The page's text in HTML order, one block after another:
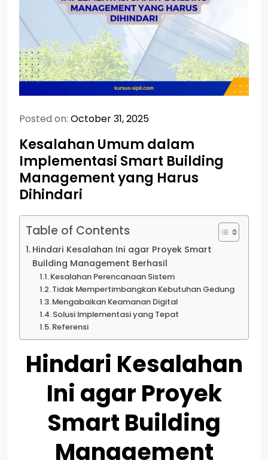
Posted on: October 31, 2025
Kesalahan Umum dalam
Implementasi Smart Building
Management yang Harus
Dihindari
Table of Contents
Hindari Kesalahan Ini agar Proyek Smart
Building Management Berhasil
Kesalahan Perencanaan Sistem
Tidak Mempertimbangkan Kebutuhan Gedung
Mengabaikan Keamanan Digital
Solusi Implementasi yang Tepat
Referensi
Hindari Kesalahan
Ini agar Proyek
Smart Building
Management